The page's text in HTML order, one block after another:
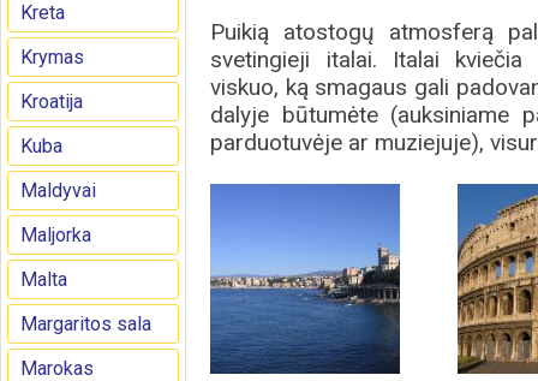
Kreta
Krymas
Kroatija
Kuba
Maldyvai
Maljorka
Malta
Margaritos sala
Marokas
Puikią atostogų atmosferą
svetingieji italai. Italai
viskuo, ką smagaus gali
dalyje būtumėte (auksiniame
parduotuvėje ar muziejuje),